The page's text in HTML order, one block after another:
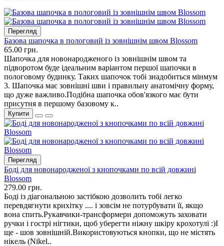
Перегляд
Базова шапочка в пологовий із зовнішнім швом Blossom
65.00 грн.
Шапочка для новонародженого із зовнішнім швом та
підворотом буде ідеальним варіантом першої шапочки в
пологовому будинку. Таких шапочок тобі знадобиться мінмум
3. Шапочка має зовнішні шви і правильну анатомічну форму,
що дуже важливо.Подібна шапочка обов'язкого має бути
присутня в першому базовому к..
Купити
Перегляд
Боді для новонародженої з кнопочками по всій довжині
Blossom
279.00 грн.
Боді із діагональною застібкою дозволить тобі легко
перевдягнути крихітку .... і зовсім не потурбувати її, якщо
вона спить.Рукавчики-трансформери допоможуть заховати
ручки і гострі нігтики, щоб уберегти ніжну шкіру крохотулі :)І
ще - шов зовнішній.Використовуються кнопки, що не містять
нікель (Nikel..